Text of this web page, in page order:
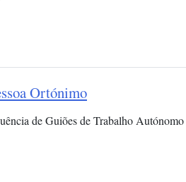
Ortónimo
de Guiões de Trabalho